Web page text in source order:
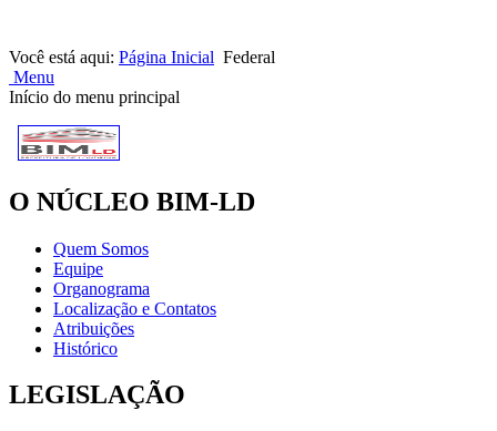
Você está aqui: Página Inicial Federal
Menu
Início do menu principal
O NÚCLEO BIM-LD
Quem Somos
Equipe
Organograma
Localização e Contatos
Atribuições
Histórico
LEGISLAÇÃO